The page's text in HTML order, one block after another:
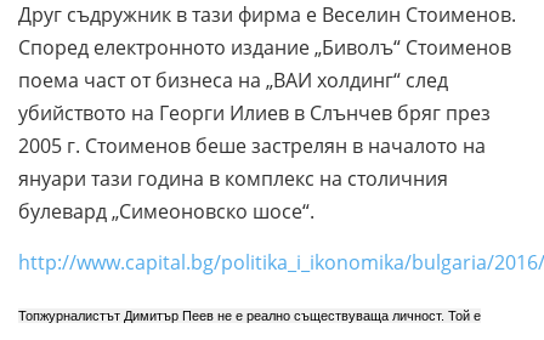
Друг съдружник в тази фирма е Веселин Стоименов.
Според електронното издание „Биволъ“ Стоименов
поема част от бизнеса на „ВАИ холдинг“ след
убийството на Георги Илиев в Слънчев бряг през
2005 г. Стоименов беше застрелян в началото на
януари тази година в комплекс на столичния
булевард „Симеоновско шосе“.
http://www.capital.bg/politika_i_ikonomika/bulgaria/
Топжурналистът Димитър Пеев не е реално съществуваща личност. Той е